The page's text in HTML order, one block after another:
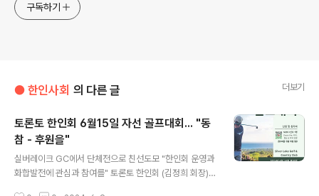
구독하기
● 한인사회 의 다른 글 더보기
토론토 한인회 6월15일 자선 골프대회... "동
참 - 후원을"
실버레이크 GC에서 단체전으로 친선도모 "한인회 운영과
화합발전에 관심과 참여를" 토론토 한인회 (김정희 회장)가